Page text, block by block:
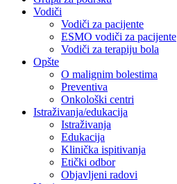
Vodiči
Vodiči za pacijente
ESMO vodiči za pacijente
Vodiči za terapiju bola
Opšte
O malignim bolestima
Preventiva
Onkološki centri
Istraživanja/edukacija
Istraživanja
Edukacija
Klinička ispitivanja
Etički odbor
Objavljeni radovi